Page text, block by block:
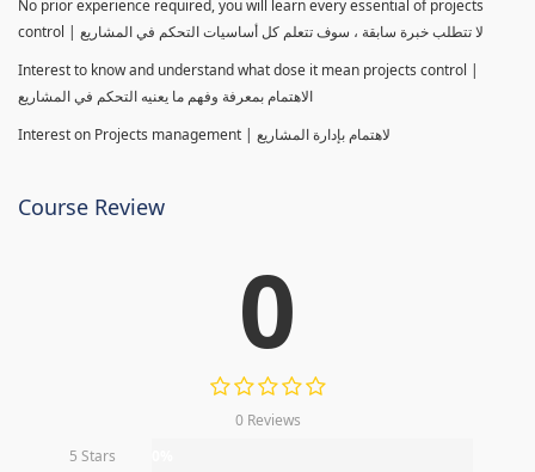
No prior experience required, you will learn every essential of projects
control | لا تتطلب خبرة سابقة ، سوف تتعلم كل أساسيات التحكم في المشاريع
Interest to know and understand what dose it mean projects control |
الاهتمام بمعرفة وفهم ما يعنيه التحكم في المشاريع
Interest on Projects management | لاهتمام بإدارة المشاريع
Course Review
0
0 Reviews
5 Stars